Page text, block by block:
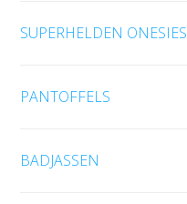
SUPERHELDEN ONESIES
PANTOFFELS
BADJASSEN